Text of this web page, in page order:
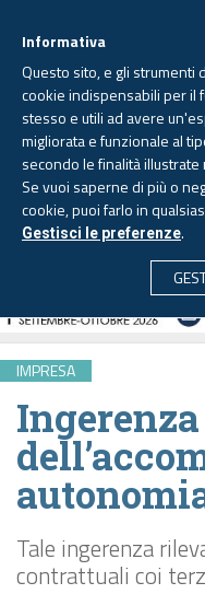
Venerdì, 7
IMPRESA
Ingerenza
Tale ingerenza
contrattuali coi
Informativa
Questo sito, e gli strumenti
cookie indispensabili per il
stesso e utili ad avere
migliorata e funzionale al
secondo le finalità illustrate
Se vuoi saperne di più o
cookie, puoi farlo in
Gestisci le preferenze.